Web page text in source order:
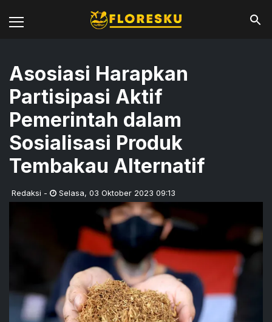
Asosiasi Harapkan
Partisipasi Aktif
Pemerintah dalam
Sosialisasi Produk
Tembakau Alternatif
Redaksi - Selasa, 03 Oktober 2023 09:13